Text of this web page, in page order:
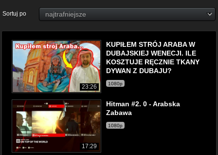
Sortuj po
23:26
KUPIŁEM STRÓJ ARABA W
DUBAJSKIEJ WENECJI. ILE
KOSZTUJE RĘCZNIE TKANY
DYWAN Z DUBAJU?
1080p
17:29
Hitman #2. 0 - Arabska
Zabawa
1080p